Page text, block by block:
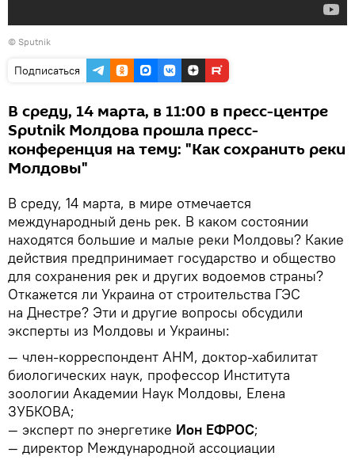
© Sputnik
Подписаться
В среду, 14 марта, в 11:00 в пресс-центре
Sputnik Молдова прошла пресс-
конференция на тему: "Как сохранить реки
Молдовы"
В среду, 14 марта, в мире отмечается
международный день рек. В каком состоянии
находятся большие и малые реки Молдовы? Какие
действия предпринимает государство и общество
для сохранения рек и других водоемов страны?
Откажется ли Украина от строительства ГЭС
на Днестре? Эти и другие вопросы обсудили
эксперты из Молдовы и Украины:
— член-корреспондент АНМ, доктор-хабилитат
биологических наук, профессор Института
зоологии Академии Наук Молдовы, Елена
ЗУБКОВА;
— эксперт по энергетике Ион ЕФРОС;
— директор Международной ассоциации